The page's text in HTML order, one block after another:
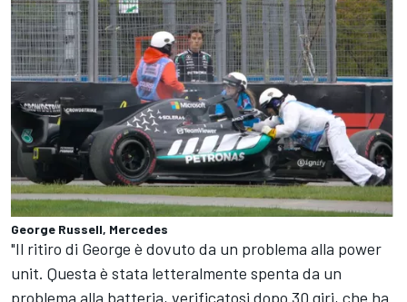
George Russell, Mercedes
"Il ritiro di George è dovuto da un problema alla power
unit. Questa è stata letteralmente spenta da un
problema alla batteria, verificatosi dopo 30 giri, che ha